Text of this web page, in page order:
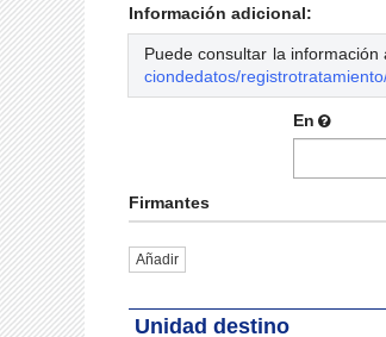
Información adicional:
Puede consultar la
ciondedatos/
En
Firmantes
Añadir
Unidad destino